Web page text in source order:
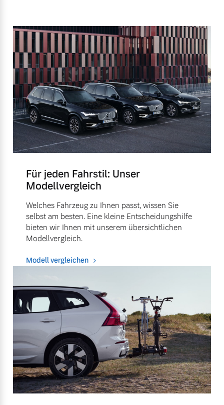
Für jeden Fahrstil: Unser
Modellvergleich
Welches Fahrzeug zu Ihnen passt, wissen Sie
selbst am besten. Eine kleine Entscheidungshilfe
bieten wir Ihnen mit unserem übersichtlichen
Modellvergleich.
Modell vergleichen